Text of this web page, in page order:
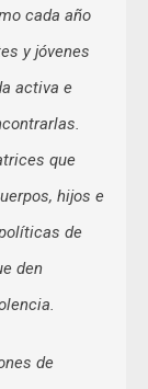
cada año
y jóvenes
activa e
que
hijos e
de
den
de